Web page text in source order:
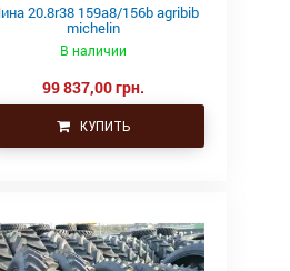
20.8r38 159a8/156b agribib
michelin
В наличии
99 837,00 грн.
КУПИТЬ